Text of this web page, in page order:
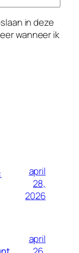
in deze
wanneer ik
april
28,
2026
april